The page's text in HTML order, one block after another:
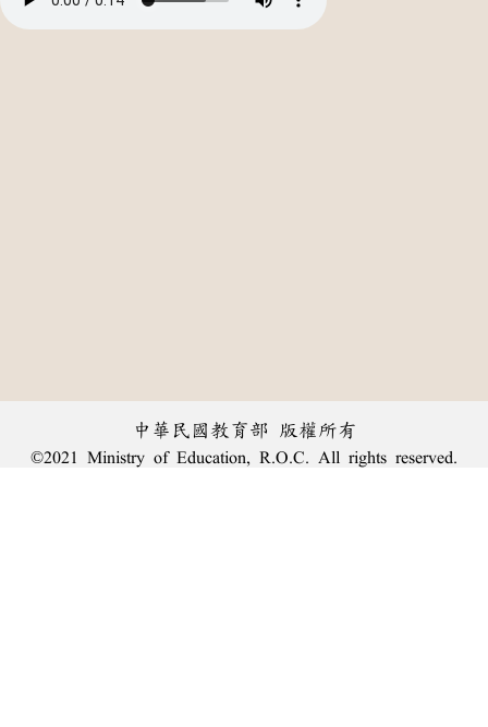
中華民國教育部 版權所有
©2021 Ministry of Education, R.O.C. All rights reserved.